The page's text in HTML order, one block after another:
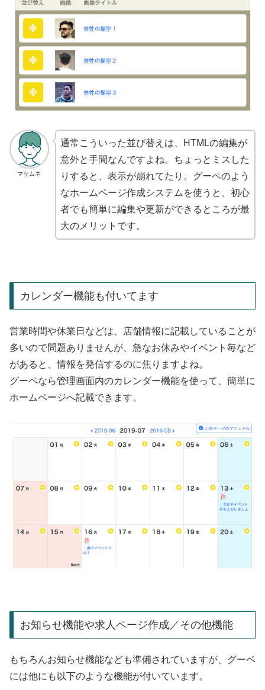
マサムネ
通常こういった並び替えは、HTMLの編集が
意外と手間なんですよね。ちょっとミスした
りすると、表示が崩れてたり。グーペのよう
なホームページ作成システムを使うと、初心
者でも簡単に編集や更新ができるところが最
大のメリットです。
カレンダー機能も付いてます
営業時間や休業日などは、店舗情報に記載していることが
多いので問題ありませんが、急なお休みやイベント毎など
があると、情報を発信するのに焦りますよね。
グーペなら管理画面内のカレンダー機能を使って、簡単に
ホームページへ記載できます。
お知らせ機能や求人ページ作成／その他機能
もちろんお知らせ機能なども準備されていますが、グーペ
には他にも以下のような機能が付いています。